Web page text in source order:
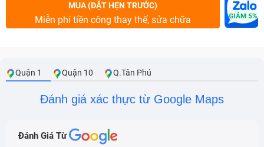
MUA (ĐẶT HẸN TRƯỚC)
Miễn phí tiền công thay thế, sửa chữa
Quận 1 Quận 10 Q.Tân Phú
Đánh giá xác thực từ Google Maps
Đánh Giá Từ